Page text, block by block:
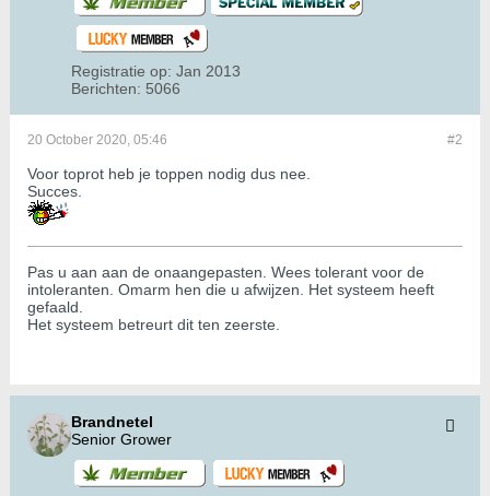
Registratie op: Jan 2013
Berichten: 5066
#2
20 October 2020, 05:46
Voor toprot heb je toppen nodig dus nee.
Succes.
Pas u aan aan de onaangepasten. Wees tolerant voor de
intoleranten. Omarm hen die u afwijzen. Het systeem heeft
gefaald.
Het systeem betreurt dit ten zeerste.
Brandnetel
Senior Grower